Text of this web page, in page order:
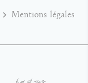
Mentions légales